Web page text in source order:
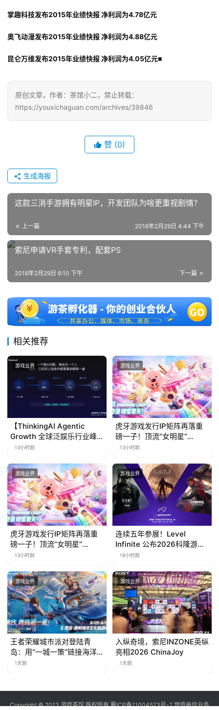
掌趣科技发布2015年业绩快报 净利润为4.78亿元
奥飞动漫发布2015年业绩快报 净利润为4.88亿元
昆仑万维发布2015年业绩快报 净利润为4.05亿元■
原创文章，作者：茶馆小二，禁止转载：
https://youxichaguan.com/archives/39846
赞 (0)
生成海报
这款三消手游拥有明星IP，开发团队为啥更重视剧情？
上一篇 2016年2月29日 4:44 下午
索尼申请VR手套专利，配套PS
下一篇
2016年2月29日 6:10 下午
相关推荐
游戏业界
【ThinkingAI Agentic
Growth 全球泛娱乐行业峰
会】Agent 时代，人到底负
13小时前
游戏业界
虎牙游戏发行IP矩阵再落重
磅一子！顶流“女明星”
ZANMANG LOOPY 正版3D
曝光
13小时前
游戏业界
虎牙游戏发行IP矩阵再落重
磅一子！顶流“女明星”
ZANMANG LOOPY 正版3D
曝光
13小时前
游戏业界
连续五年参展！Level
Infinite 公布2026科隆游戏
展产品阵容
19小时前
游戏业界
王者荣耀城市派对登陆青
岛：用“一城一策”链接海洋
场景，以双向奔赴带动夏日
1天前
游戏业界
入纵奇境，索尼INZONE英纵
亮相2026 ChinaJoy
1天前
Copyright © 2013 游戏茶馆 版权所有蜀ICP备11004573号-7增值电信业务